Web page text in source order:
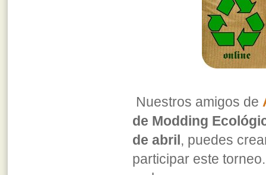
Nuestros amigos de
de Modding
de abril, puedes
participar este